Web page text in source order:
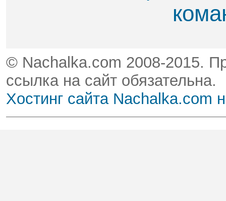
© Nachalka.com 2008-2015.
ссылка на сайт обязательна.
Хостинг сайта Nachalka.com